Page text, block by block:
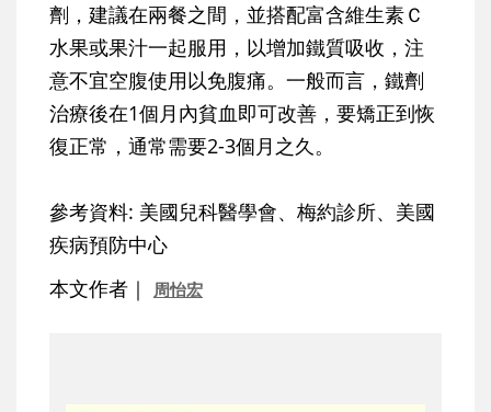
劑，建議在兩餐之間，並搭配富含維生素Ｃ
水果或果汁一起服用，以增加鐵質吸收，注
意不宜空腹使用以免腹痛。一般而言，鐵劑
治療後在1個月內貧血即可改善，要矯正到恢
復正常，通常需要2-3個月之久。
參考資料: 美國兒科醫學會、梅約診所、美國
疾病預防中心
本文作者｜
周怡宏